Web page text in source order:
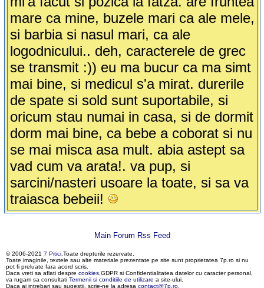
mare ca mine, buzele mari ca ale mele,
si barbia si nasul mari, ca ale
logodnicului.. deh, caracterele de grec
se transmit :)) eu ma bucur ca ma simt
mai bine, si medicul s'a mirat. durerile
de spate si sold sunt suportabile, si
oricum stau numai in casa, si de dormit
dorm mai bine, ca bebe a coborat si nu
se mai misca asa mult. abia astept sa
vad cum va arata!. va pup, si
sarcini/nasteri usoare la toate, si sa va
traiasca bebeii!
Main Forum Rss Feed
© 2006-2021 7 Pitici.Toate drepturile rezervate.
Toate imaginile, textele sau alte materiale prezentate pe site sunt proprietatea 7p.ro si nu
pot fi preluate fara acord scris.
Daca vreti sa aflati despre cookies,GDPR si Confidentialitatea datelor cu caracter personal,
va rugam sa consultati Termenii si conditiile de utilizare a site-ului.
Daca ai intrebari sau sugestii, scrie-ne la adresa contact@7p.ro.